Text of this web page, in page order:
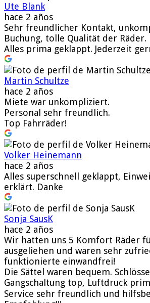
Ute Blank
hace 2 años
Sehr freundlicher Kontakt,
Buchung, tolle Qualität der Räder.
Alles prima geklappt. Jederzeit
Martin Schultze
hace 2 años
Miete war unkompliziert.
Personal sehr freundlich.
Top Fahrräder!
Volker Heinemann
hace 2 años
Alles superschnell geklappt,
erklärt. Danke
Sonja SausK
hace 2 años
Wir hatten uns 5 Komfort Räder
ausgeliehen und waren sehr
funktionierte einwandfrei!
Die Sättel waren bequem.
Gangschaltung top, Luftdruck
Service sehr freundlich und